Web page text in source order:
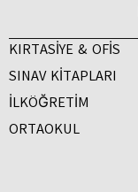
KIRTASİYE & OFİS
SINAV KİTAPLARI
İLKÖĞRETİM
ORTAOKUL